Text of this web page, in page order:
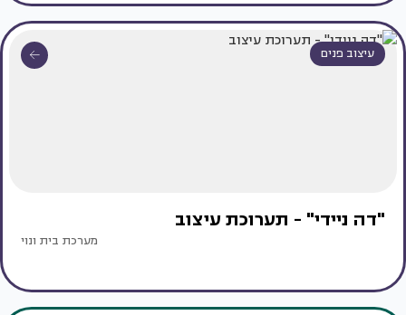
עיצוב פנים
"דה ניידי" - תערוכת עיצוב
מערכת בית ונוי